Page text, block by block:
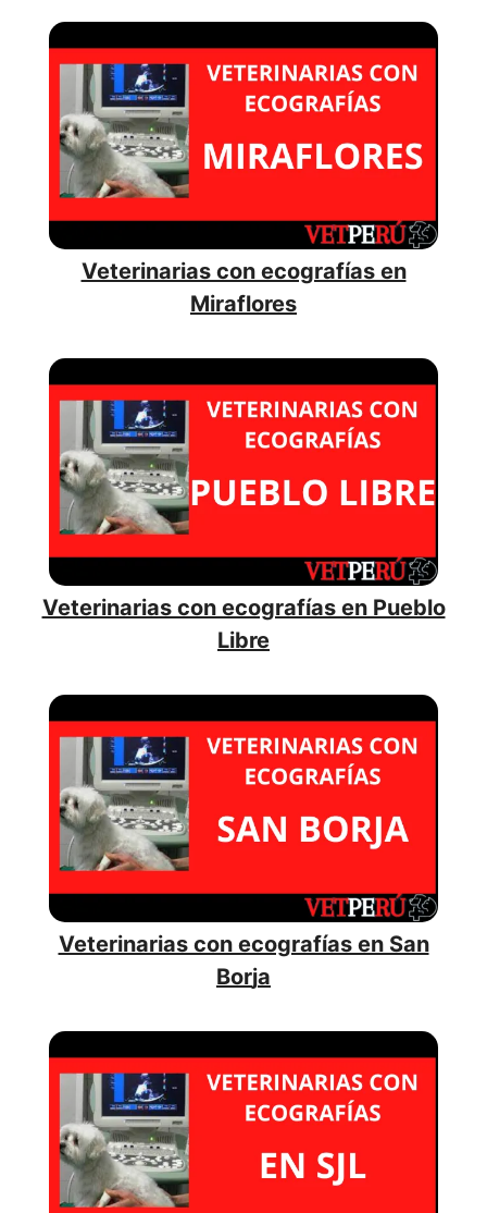
Veterinarias con ecografías en
Miraflores
Veterinarias con ecografías en Pueblo
Libre
Veterinarias con ecografías en San
Borja